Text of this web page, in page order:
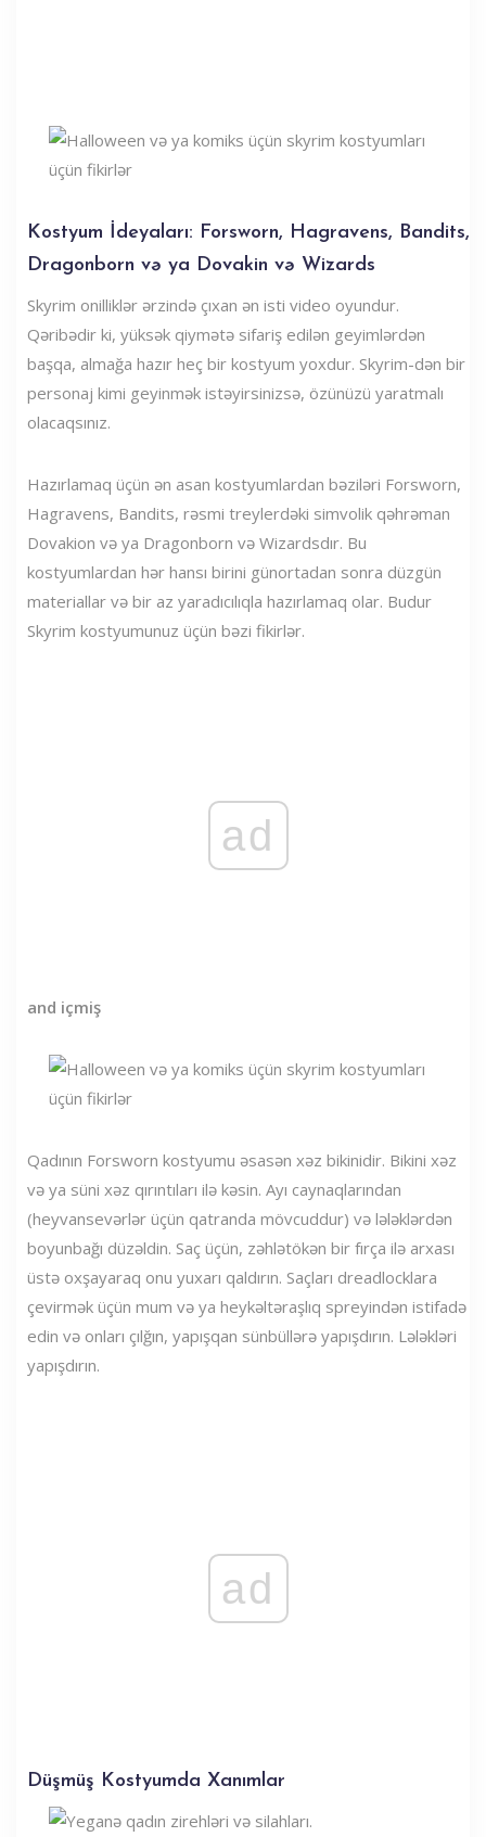
Kostyum İdeyaları: Forsworn, Hagravens, Bandits,
Dragonborn və ya Dovakin və Wizards
Skyrim onilliklər ərzində çıxan ən isti video oyundur.
Qəribədir ki, yüksək qiymətə sifariş edilən geyimlərdən
başqa, almağa hazır heç bir kostyum yoxdur. Skyrim-dən bir
personaj kimi geyinmək istəyirsinizsə, özünüzü yaratmalı
olacaqsınız.
Hazırlamaq üçün ən asan kostyumlardan bəziləri Forsworn,
Hagravens, Bandits, rəsmi treylerdəki simvolik qəhrəman
Dovakion və ya Dragonborn və Wizardsdır. Bu
kostyumlardan hər hansı birini günortadan sonra düzgün
materiallar və bir az yaradıcılıqla hazırlamaq olar. Budur
Skyrim kostyumunuz üçün bəzi fikirlər.
ad
and içmiş
Qadının Forsworn kostyumu əsasən xəz bikinidir. Bikini xəz
və ya süni xəz qırıntıları ilə kəsin. Ayı caynaqlarından
(heyvansevərlər üçün qatranda mövcuddur) və lələklərdən
boyunbağı düzəldin. Saç üçün, zəhlətökən bir fırça ilə arxası
üstə oxşayaraq onu yuxarı qaldırın. Saçları dreadlocklara
çevirmək üçün mum və ya heykəltəraşlıq spreyindən istifadə
edin və onları çılğın, yapışqan sünbüllərə yapışdırın. Lələkləri
yapışdırın.
ad
Düşmüş Kostyumda Xanımlar